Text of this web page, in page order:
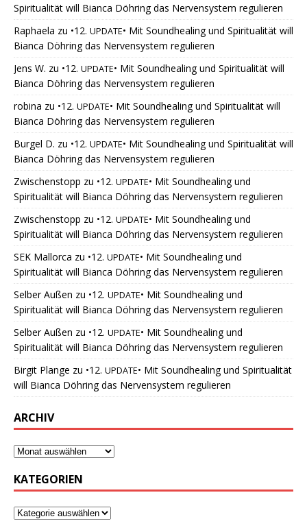
Spiritualität will Bianca Döhring das Nervensystem regulieren
Raphaela zu •12. UPDATE• Mit Soundhealing und Spiritualität will
Bianca Döhring das Nervensystem regulieren
Jens W. zu •12. UPDATE• Mit Soundhealing und Spiritualität will
Bianca Döhring das Nervensystem regulieren
robina zu •12. UPDATE• Mit Soundhealing und Spiritualität will
Bianca Döhring das Nervensystem regulieren
Burgel D. zu •12. UPDATE• Mit Soundhealing und Spiritualität will
Bianca Döhring das Nervensystem regulieren
Zwischenstopp zu •12. UPDATE• Mit Soundhealing und
Spiritualität will Bianca Döhring das Nervensystem regulieren
Zwischenstopp zu •12. UPDATE• Mit Soundhealing und
Spiritualität will Bianca Döhring das Nervensystem regulieren
SEK Mallorca zu •12. UPDATE• Mit Soundhealing und
Spiritualität will Bianca Döhring das Nervensystem regulieren
Selber Außen zu •12. UPDATE• Mit Soundhealing und
Spiritualität will Bianca Döhring das Nervensystem regulieren
Selber Außen zu •12. UPDATE• Mit Soundhealing und
Spiritualität will Bianca Döhring das Nervensystem regulieren
Birgit Plange zu •12. UPDATE• Mit Soundhealing und Spiritualität
will Bianca Döhring das Nervensystem regulieren
ARCHIV
KATEGORIEN